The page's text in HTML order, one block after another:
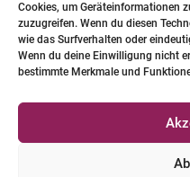
Cookies, um Geräteinformationen
zuzugreifen. Wenn du diesen
wie das Surfverhalten oder
Wenn du deine Einwilligung nicht
bestimmte Merkmale und
© 2024
PHYSIOTHERAPIE
unterliegen
Versicherungen für